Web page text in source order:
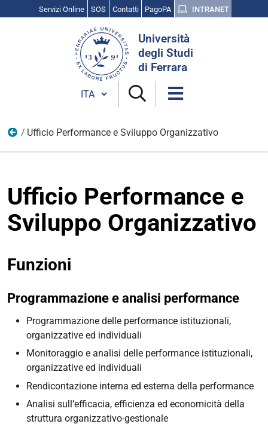
Servizi Online SOS Contatti PagoPA INTRANET
Università
degli Studi
di Ferrara
Cambia lingua
Uffici
Ufficio Performance e Sviluppo Organizzativo
Ufficio Performance e
Sviluppo Organizzativo
Funzioni
Programmazione e analisi performance
Programmazione delle performance istituzionali,
organizzative ed individuali
Monitoraggio e analisi delle performance istituzionali,
organizzative ed individuali
Rendicontazione interna ed esterna della performance
Analisi sull’efficacia, efficienza ed economicità della
struttura organizzativo-gestionale